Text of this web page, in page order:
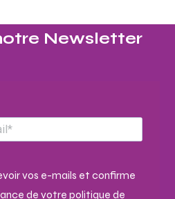
Newsletter​
vos e-mails et confirme
de votre politique de